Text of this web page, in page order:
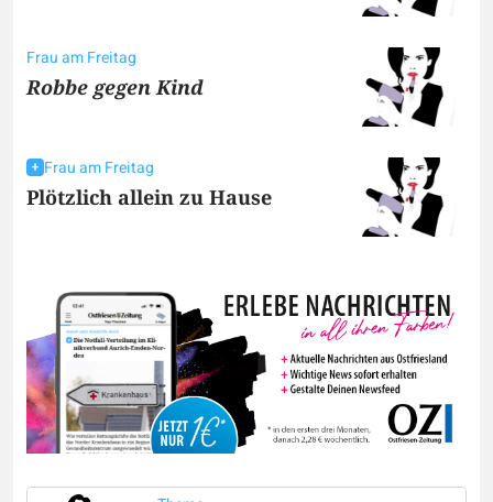
Frau am Freitag
Robbe gegen Kind
Frau am Freitag
Plötzlich allein zu Hause